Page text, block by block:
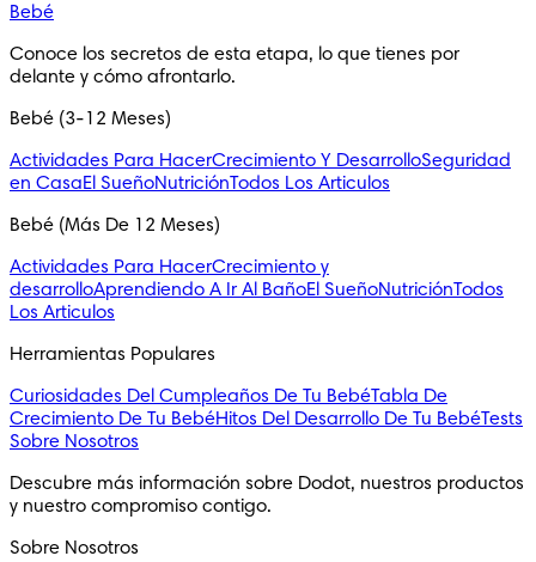
Bebé
Conoce los secretos de esta etapa, lo que tienes por
delante y cómo afrontarlo.
Bebé (3-12 Meses)
Actividades Para HacerCrecimiento Y DesarrolloSeguridad
en CasaEl SueñoNutriciónTodos Los Articulos
Bebé (Más De 12 Meses)
Actividades Para HacerCrecimiento y
desarrolloAprendiendo A Ir Al BañoEl SueñoNutriciónTodos
Los Articulos
Herramientas Populares
Curiosidades Del Cumpleaños De Tu BebéTabla De
Crecimiento De Tu BebéHitos Del Desarrollo De Tu BebéTests
Sobre Nosotros
Descubre más información sobre Dodot, nuestros productos
y nuestro compromiso contigo.
Sobre Nosotros